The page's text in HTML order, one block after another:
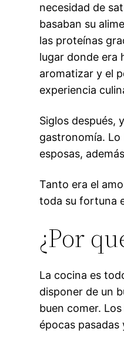
necesidad de
basaban su
las proteínas
lugar donde era
aromatizar y el
experiencia
Siglos después,
gastronomía. Lo
esposas,
Tanto era el
toda su fortuna
¿Por
La cocina es
disponer de un
buen comer.
épocas